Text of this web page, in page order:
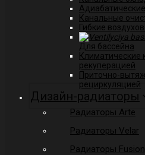
Канальные
Гибкие
Для бассейна
Климатические
рекуперацией
Приточно-
рециркуляцией
Дизайн-радиаторы
Радиаторы Arte
Радиаторы Velar
Радиаторы